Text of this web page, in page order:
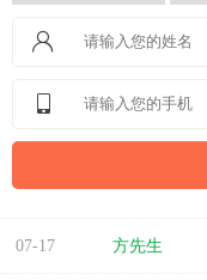
07-17 方先生